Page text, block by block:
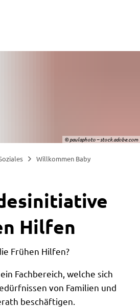
© paulaphoto – stock.adobe.com
Willkommen Baby
Hilfen
Frühen Hilfen?
Fachbereich, welche sich
von Familien und
beschäftigen.